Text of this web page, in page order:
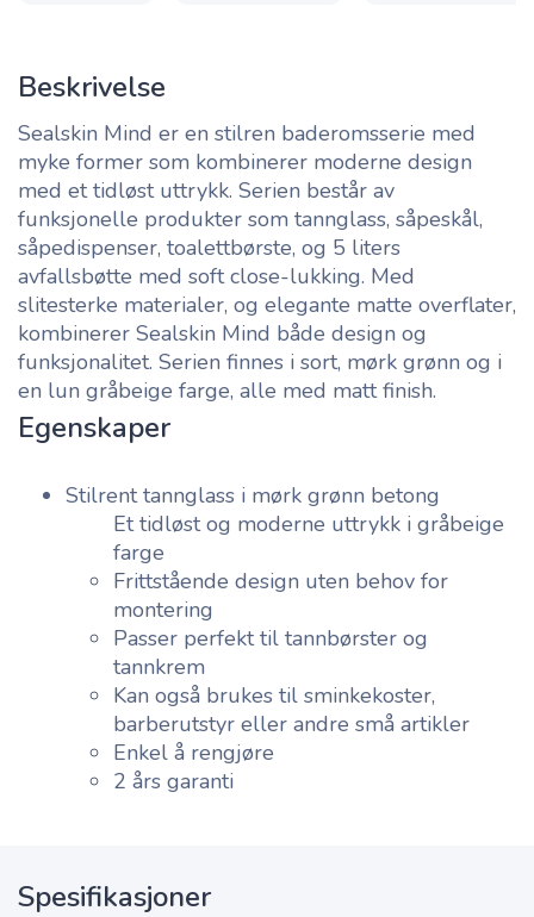
Beskrivelse
Sealskin Mind er en stilren baderomsserie med
myke former som kombinerer moderne design
med et tidløst uttrykk. Serien består av
funksjonelle produkter som tannglass, såpeskål,
såpedispenser, toalettbørste, og 5 liters
avfallsbøtte med soft close-lukking. Med
slitesterke materialer, og elegante matte overflater,
kombinerer Sealskin Mind både design og
funksjonalitet. Serien finnes i sort, mørk grønn og i
en lun gråbeige farge, alle med matt finish.
Egenskaper
Stilrent tannglass i mørk grønn betong
Et tidløst og moderne uttrykk i gråbeige
farge
Frittstående design uten behov for
montering
Passer perfekt til tannbørster og
tannkrem
Kan også brukes til sminkekoster,
barberutstyr eller andre små artikler
Enkel å rengjøre
2 års garanti
Spesifikasjoner